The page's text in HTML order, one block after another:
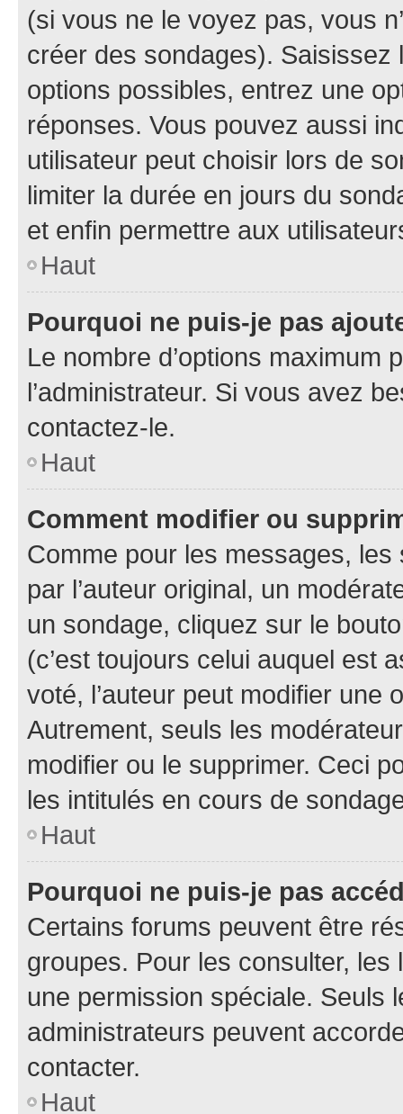
(si vous ne le voyez pas, vous
créer des sondages).
options possibles, entrez une
réponses. Vous pouvez aussi
utilisateur peut choisir lors de
limiter la durée en jours du
et enfin permettre aux
Haut
Pourquoi ne puis-je pas
Le nombre d’options maximum
l’administrateur. Si vous avez
contactez-le.
Haut
Comment modifier ou
Comme pour les messages,
par l’auteur original, un
un sondage, cliquez sur le
(c’est toujours celui auquel est
voté, l’auteur peut modifier une
Autrement, seuls les
modifier ou le supprimer. Ceci
les intitulés en cours de
Haut
Pourquoi ne puis-je pas
Certains forums peuvent être
groupes. Pour les consulter,
une permission spéciale. Seuls
administrateurs peuvent
contacter.
Haut